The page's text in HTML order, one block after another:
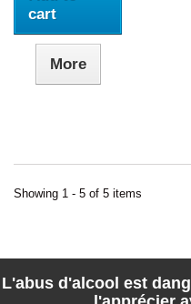
cart
More
Showing 1 - 5 of 5 items
L'abus d'alcool est